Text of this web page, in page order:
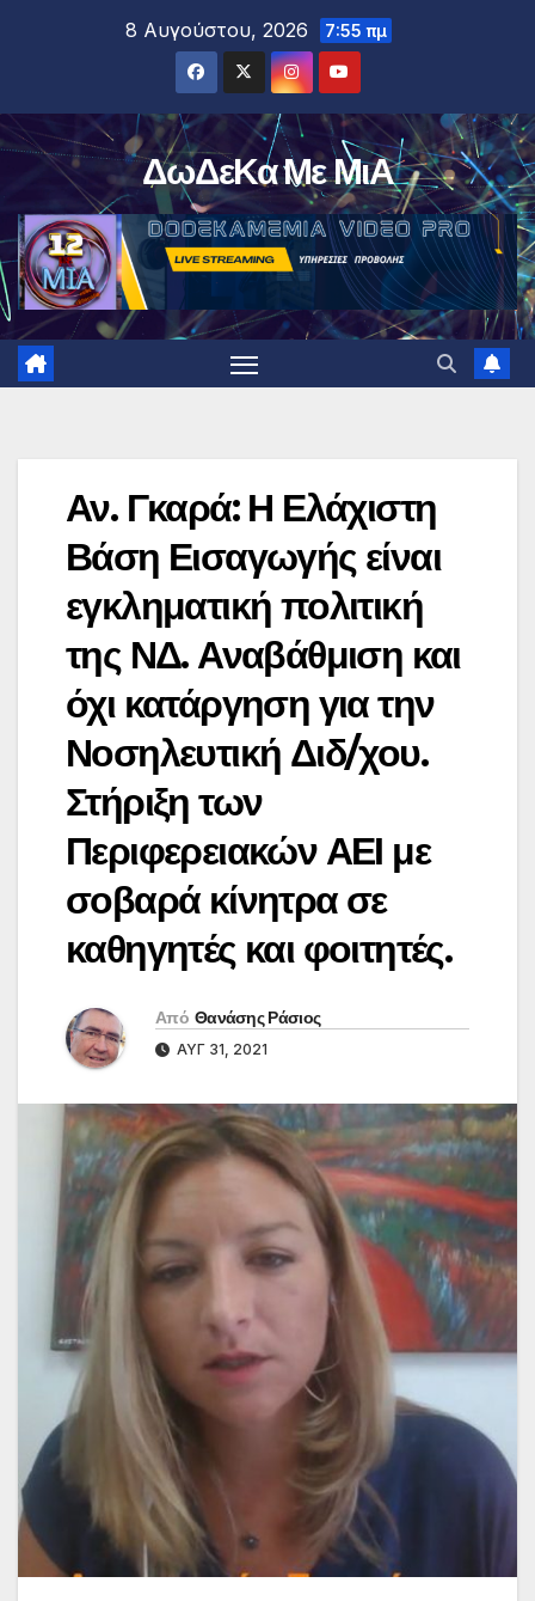
8 Αυγούστου, 2026 7:55 πμ
ΔωΔεΚα Με ΜιΑ
Αν. Γκαρά: Η Ελάχιστη
Βάση Εισαγωγής είναι
εγκληματική πολιτική
της ΝΔ. Αναβάθμιση και
όχι κατάργηση για την
Νοσηλευτική Διδ/χου.
Στήριξη των
Περιφερειακών ΑΕΙ με
σοβαρά κίνητρα σε
καθηγητές και φοιτητές.
Από Θανάσης Ράσιος
ΑΥΓ 31, 2021